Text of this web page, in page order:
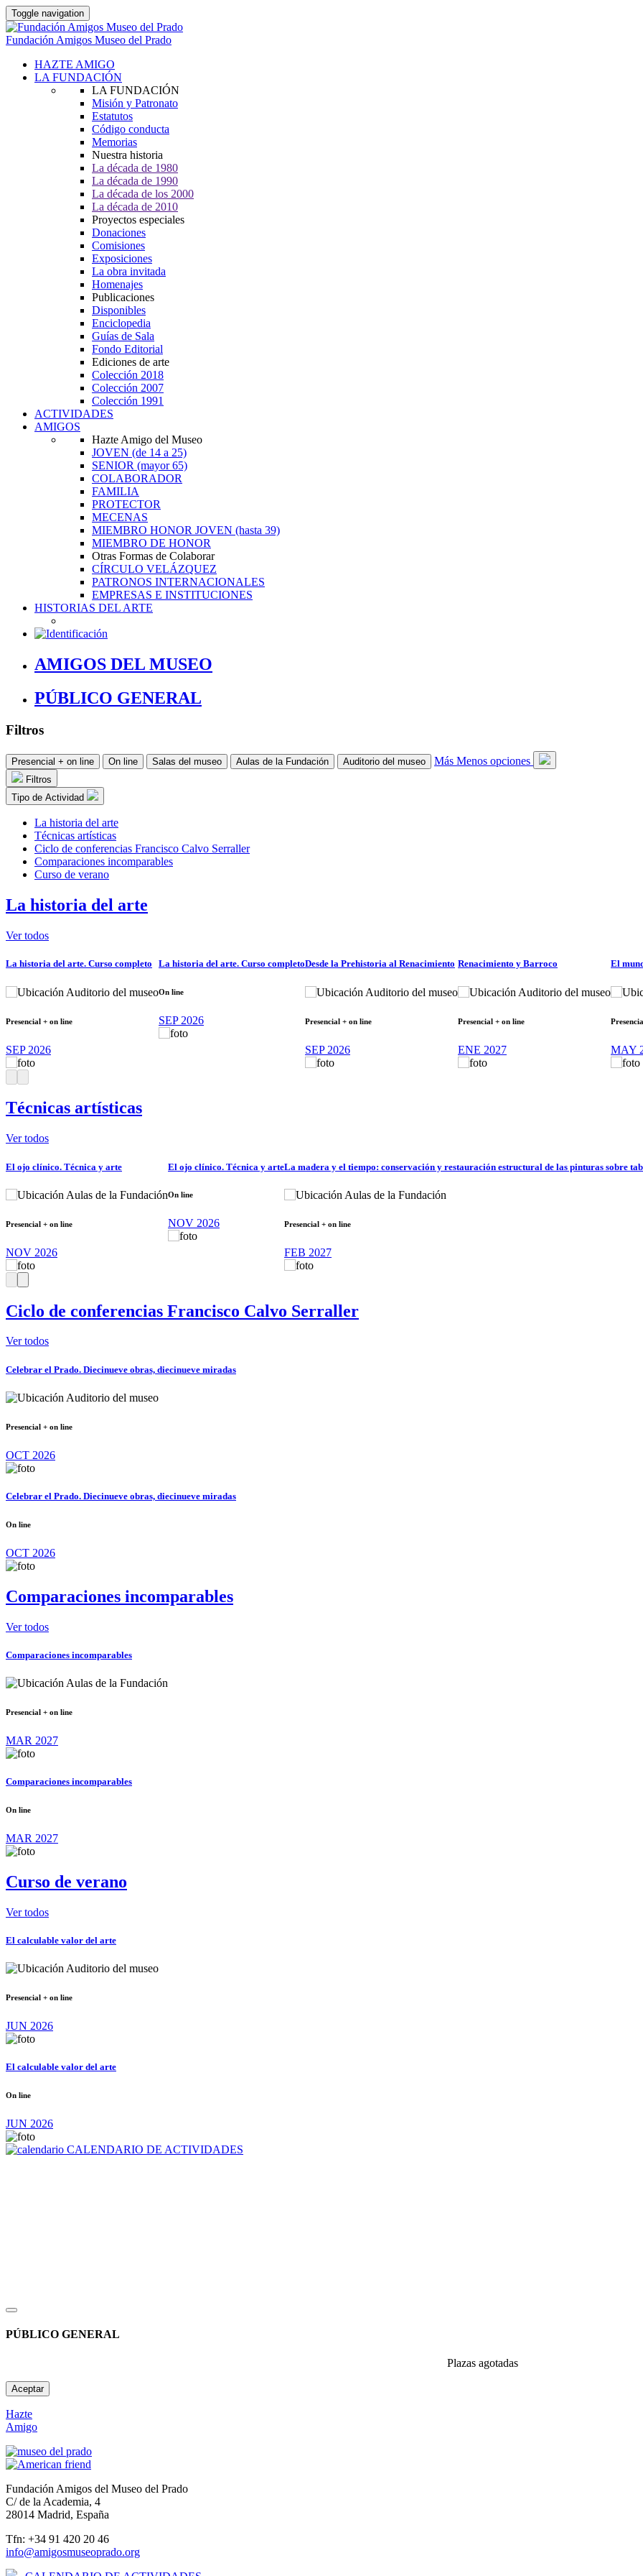
Toggle navigation
Fundación Amigos Museo del Prado
HAZTE AMIGO
LA FUNDACIÓN
LA FUNDACIÓN
Misión y Patronato
Estatutos
Código conducta
Memorias
Nuestra historia
La década de 1980
La década de 1990
La década de los 2000
La década de 2010
Proyectos especiales
Donaciones
Comisiones
Exposiciones
La obra invitada
Homenajes
Publicaciones
Disponibles
Enciclopedia
Guías de Sala
Fondo Editorial
Ediciones de arte
Colección 2018
Colección 2007
Colección 1991
ACTIVIDADES
AMIGOS
Hazte Amigo del Museo
JOVEN (de 14 a 25)
SENIOR (mayor 65)
COLABORADOR
FAMILIA
PROTECTOR
MECENAS
MIEMBRO HONOR JOVEN (hasta 39)
MIEMBRO DE HONOR
Otras Formas de Colaborar
CÍRCULO VELÁZQUEZ
PATRONOS INTERNACIONALES
EMPRESAS E INSTITUCIONES
HISTORIAS DEL ARTE
AMIGOS DEL MUSEO
PÚBLICO GENERAL
Filtros
Presencial + on line On line Salas del museo Aulas de la Fundación Auditorio del museo Más Menos opciones
Filtros
Tipo de Actividad
La historia del arte
Técnicas artísticas
Ciclo de conferencias Francisco Calvo Serraller
Comparaciones incomparables
Curso de verano
La historia del arte
Ver todos
La historia del arte. Curso completo
Auditorio del museo
Presencial + on line
SEP 2026
La historia del arte. Curso completo
On line
SEP 2026
Desde la Prehistoria al Renacimiento
Auditorio del museo
Presencial + on line
SEP 2026
Renacimiento y Barroco
Auditorio del museo
Presencial + on line
ENE 2027
El
MAY
Técnicas artísticas
Ver todos
El ojo clínico. Técnica y arte
Aulas de la Fundación
Presencial + on line
NOV 2026
El ojo clínico. Técnica y arte
On line
NOV 2026
La madera y el tiempo: conservación y restauración estructural de las pinturas sobre
Aulas de la Fundación
Presencial + on line
FEB 2027
Ciclo de conferencias Francisco Calvo Serraller
Ver todos
Celebrar el Prado. Diecinueve obras, diecinueve miradas
Auditorio del museo
Presencial + on line
OCT 2026
Celebrar el Prado. Diecinueve obras, diecinueve miradas
On line
OCT 2026
Comparaciones incomparables
Ver todos
Comparaciones incomparables
Aulas de la Fundación
Presencial + on line
MAR 2027
Comparaciones incomparables
On line
MAR 2027
Curso de verano
Ver todos
El calculable valor del arte
Auditorio del museo
Presencial + on line
JUN 2026
El calculable valor del arte
On line
JUN 2026
CALENDARIO DE ACTIVIDADES
PÚBLICO GENERAL
Plazas agotadas
Aceptar
Hazte
Amigo
Fundación Amigos del Museo del Prado
C/ de la Academia, 4
28014 Madrid, España
Tfn: +34 91 420 20 46
info@amigosmuseoprado.org